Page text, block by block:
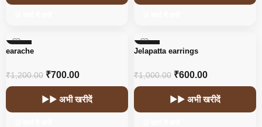
earache
₹1,200.00 ₹700.00
▶▶ अभी खरीदें
-40%
Jelapatta earrings
₹1,000.00 ₹600.00
▶▶ अभी खरीदें